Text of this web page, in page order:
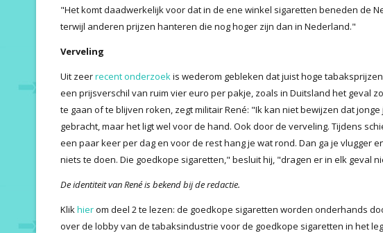
"Het komt daadwerkelijk voor dat in de ene winkel sigaretten beneden de
terwijl anderen prijzen hanteren die nog hoger zijn dan in Nederland."
Verveling
Uit zeerrecent onderzoekis wederom gebleken dat juist hoge
een prijsverschil van ruim vier euro per pakje, zoals in Duitsland het geval
te gaan of te blijven roken, zegt militair René: "Ik kan niet bewijzen dat
gebracht, maar het ligt wel voor de hand. Ook door de verveling. Tijdens
een paar keer per dag en voor de rest hang je wat rond. Dan ga je vlugger
niets te doen. Die goedkope sigaretten," besluit hij, "dragen er in elk geval
De identiteit van René is bekend bij de redactie.
Klikhierom deel 2 te lezen: de goedkope sigaretten worden onderhands
over de lobby van de tabaksindustrie voor de goedkope sigaretten in het